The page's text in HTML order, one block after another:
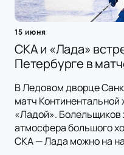
15 июня
СКА и «Лада»
Петербурге в
В Ледовом дворце
матч
«Ладой». Болельщиков
атмосфера большого
СКА — Лада можно на